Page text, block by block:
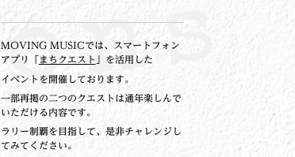
MOVING MUSICでは、スマートフォン
アプリ「
まちクエスト 」を活用した
イベントを開催しております。
一部再掲の二つのクエストは通年楽しんで
いただける内容です。
ラリー制覇を目指して、是非チャレンジし
てみてください。